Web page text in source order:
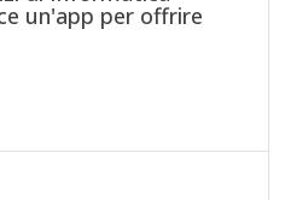
un'app per offrire